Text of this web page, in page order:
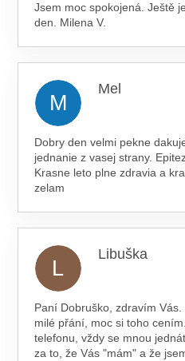
Jsem moc spokojená. Ještě
den. Milena V.
M
Mel
Dobry den velmi pekne
jednanie z vasej strany.
Krasne leto plne zdravia a
zelam
L
Libuška
Paní Dobruško, zdravím
milé přání, moc si toho
telefonu, vždy se mnou
za to, že Vás "mám" a že